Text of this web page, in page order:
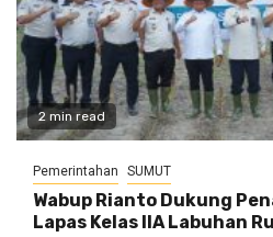
2 min read
Pemerintahan SUMUT
Wabup Rianto Dukung
Lapas Kelas IIA Labuhan